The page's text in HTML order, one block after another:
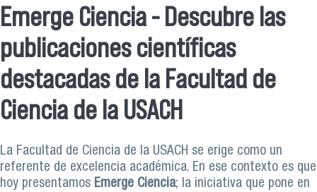
Emerge Ciencia - Descubre las
publicaciones científicas
destacadas de la Facultad de
Ciencia de la USACH
La Facultad de Ciencia de la USACH se erige como un
referente de excelencia académica. En ese contexto es que
hoy presentamos Emerge Ciencia; la iniciativa que pone en